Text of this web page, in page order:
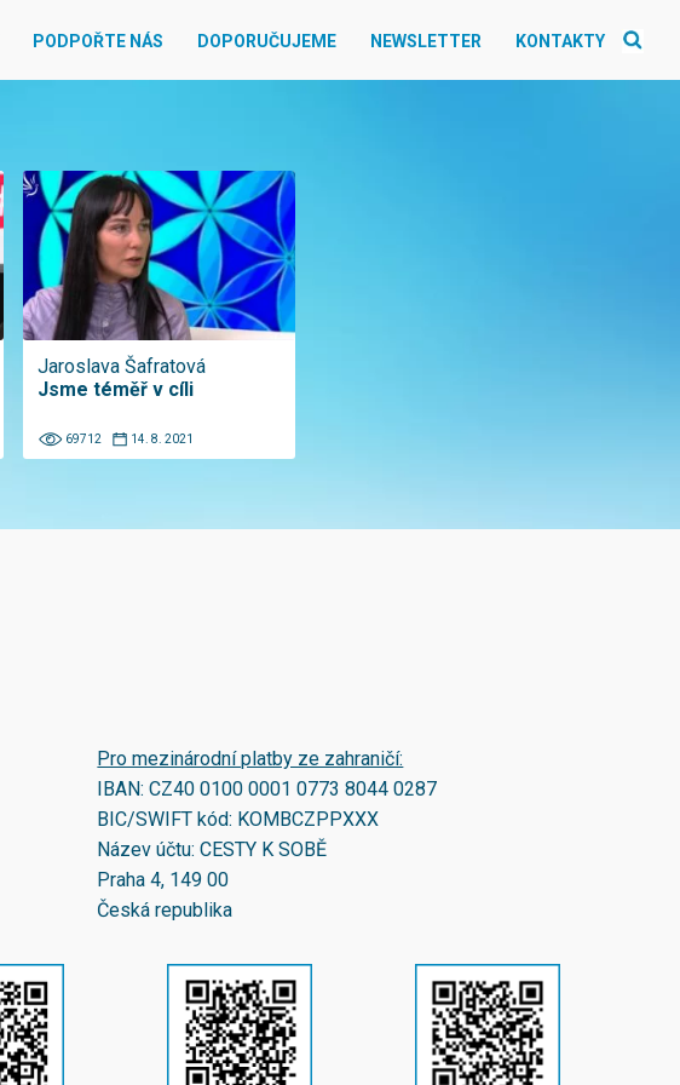
PODPOŘTE NÁS DOPORUČUJEME NEWSLETTER KONTAKTY
Jaroslava Šafratová
Jsme téměř v cíli
69712 14. 8. 2021
Pro mezinárodní platby ze zahraničí:
IBAN:CZ40 0100 0001 0773 8044 0287
BIC/SWIFT kód: KOMBCZPPXXX
Název účtu: CESTY K SOBĚ
Praha 4, 149 00
Česká republika